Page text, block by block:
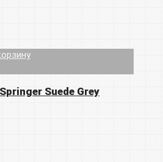
Suede Grey